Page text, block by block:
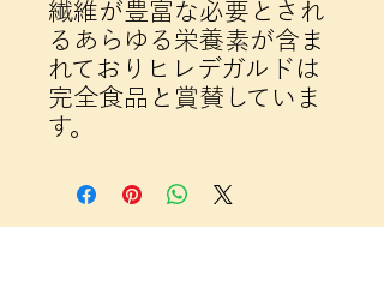
繊維が豊富な必要とされ
るあらゆる栄養素が含ま
れておりヒレデガルドは
完全食品と賞賛していま
す。